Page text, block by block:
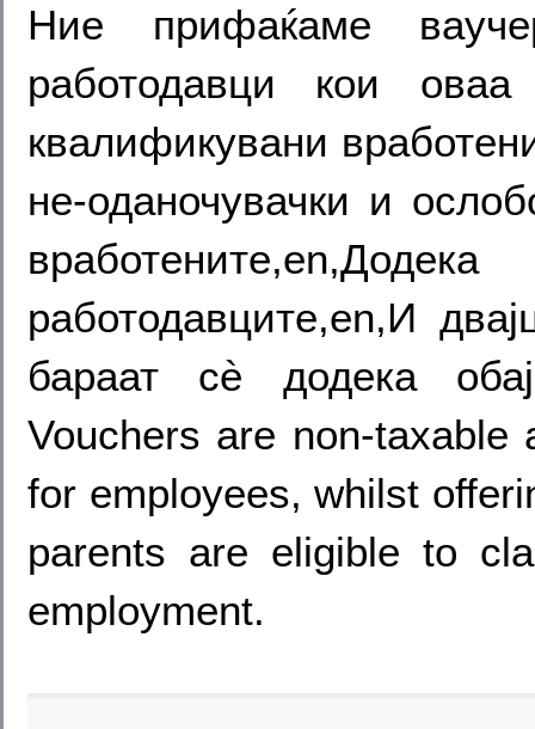
Ние прифаќаме
работодавци кои
квалификувани
не-оданочувачки и
работодавците,en,И
бараат сè додека
Vouchers are non-
for employees, whilst
parents are eligible to
employment.